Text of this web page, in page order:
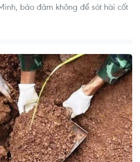
bảo đảm không để sót hài cốt